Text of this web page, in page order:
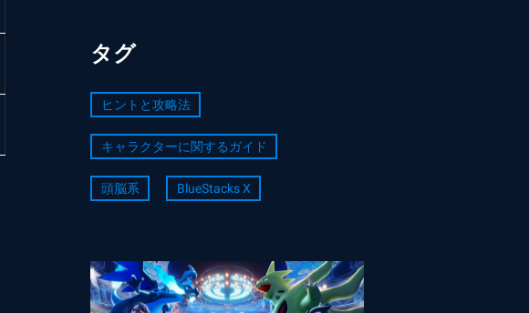
タグ
ヒントと攻略法
キャラクターに関するガイド
頭脳系 BlueStacks X